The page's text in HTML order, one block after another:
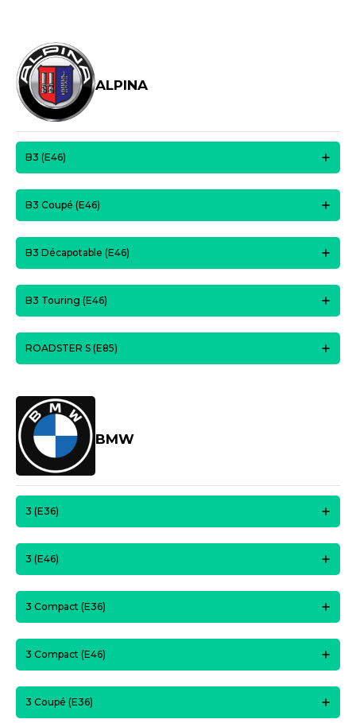
ALPINA
B3 (E46)
B3 Coupé (E46)
B3 Décapotable (E46)
B3 Touring (E46)
ROADSTER S (E85)
BMW
3 (E36)
3 (E46)
3 Compact (E36)
3 Compact (E46)
3 Coupé (E36)